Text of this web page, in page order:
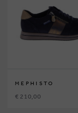
MEPHISTO
€ 210,00